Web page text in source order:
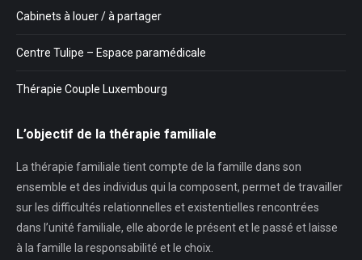
Cabinets à louer / à partager
Centre Tulipe – Espace paramédicale
Thérapie Couple Luxembourg
L’objectif de la thérapie familiale
La thérapie familiale tient compte de la famille dans son
ensemble et des individus qui la composent, permet de travailler
sur les difficultés relationnelles et existentielles rencontrées
dans l’unité familiale, elle aborde le présent et le passé et laisse
à la famille la responsabilité et le choix.